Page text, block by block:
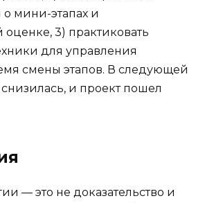
мини-этапах и
3) практиковать
для управления
смены этапов. В следующей
и проект пошел
— это не доказательство и